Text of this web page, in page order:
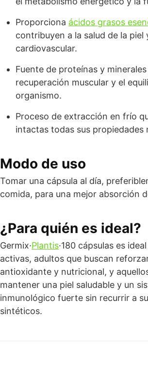
Proporciona ácidos grasos
contribuyen a la salud de la piel
cardiovascular.
Fuente de proteínas y
recuperación muscular y el
organismo.
Proceso de extracción en frío
intactas todas sus propiedades
Modo de uso
Tomar una cápsula al día,
comida, para una mejor absorción
¿Para quién es ideal?
Germix·Plantis·180 cápsulas es
activas, adultos que buscan
antioxidante y nutricional, y
mantener una piel saludable y un
inmunológico fuerte sin recurrir a
sintéticos.